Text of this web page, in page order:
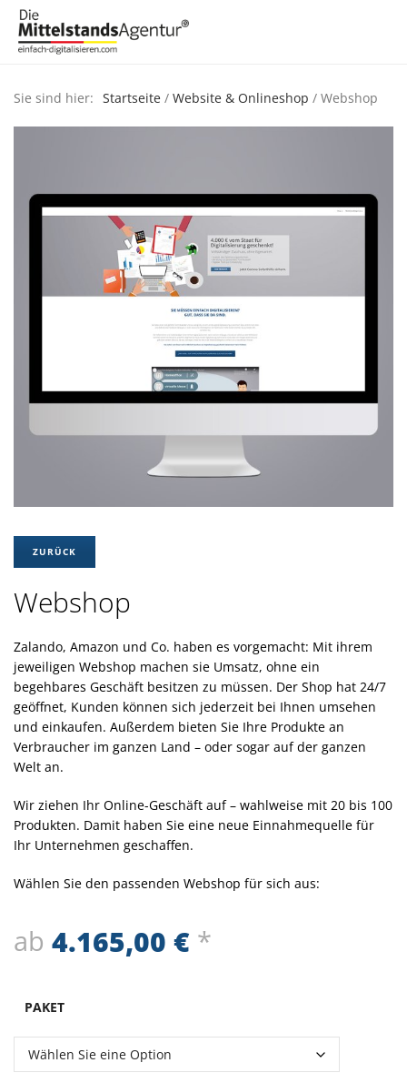
Sie sind hier: Startseite / Website & Onlineshop / Webshop
ZURÜCK
Webshop
Zalando, Amazon und Co. haben es vorgemacht: Mit ihrem
jeweiligen Webshop machen sie Umsatz, ohne ein
begehbares Geschäft besitzen zu müssen. Der Shop hat 24/7
geöffnet, Kunden können sich jederzeit bei Ihnen umsehen
und einkaufen. Außerdem bieten Sie Ihre Produkte an
Verbraucher im ganzen Land – oder sogar auf der ganzen
Welt an.
Wir ziehen Ihr Online-Geschäft auf – wahlweise mit 20 bis 100
Produkten. Damit haben Sie eine neue Einnahmequelle für
Ihr Unternehmen geschaffen.
Wählen Sie den passenden Webshop für sich aus:
ab 4.165,00 € *
PAKET